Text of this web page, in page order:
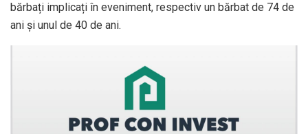
bărbați implicați în eveniment, respectiv un bărbat de 74 de
ani și unul de 40 de ani.